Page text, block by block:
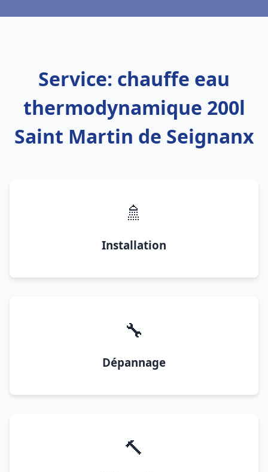
Service: chauffe eau
thermodynamique 200l
Saint Martin de Seignanx
🚿
Installation
🔧
Dépannage
🔨